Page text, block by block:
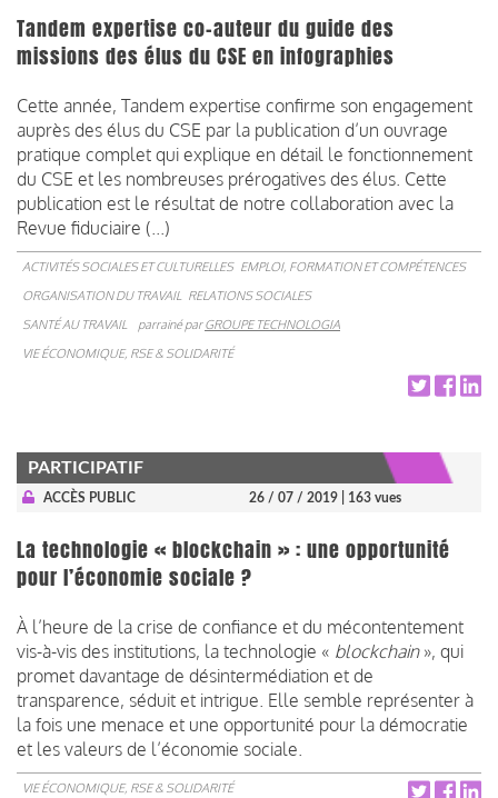
Tandem expertise co-auteur du guide des
missions des élus du CSE en infographies
Cette année, Tandem expertise confirme son engagement
auprès des élus du CSE par la publication d’un ouvrage
pratique complet qui explique en détail le fonctionnement
du CSE et les nombreuses prérogatives des élus. Cette
publication est le résultat de notre collaboration avec la
Revue fiduciaire (...)
ACTIVITÉS SOCIALES ET CULTURELLES EMPLOI, FORMATION ET COMPÉTENCES
ORGANISATION DU TRAVAIL RELATIONS SOCIALES
SANTÉ AU TRAVAIL
parrainé parGROUPE TECHNOLOGIA
VIE ÉCONOMIQUE, RSE & SOLIDARITÉ
PARTICIPATIF
ACCÈS PUBLIC 26 / 07 / 2019 | 163 vues
La technologie « blockchain » : une opportunité
pour l’économie sociale ?
À l’heure de la crise de confiance et du mécontentement
vis-à-vis des institutions, la technologie « blockchain», qui
promet davantage de désintermédiation et de
transparence, séduit et intrigue. Elle semble représenter à
la fois une menace et une opportunité pour la démocratie
et les valeurs de l’économie sociale.
VIE ÉCONOMIQUE, RSE & SOLIDARITÉ